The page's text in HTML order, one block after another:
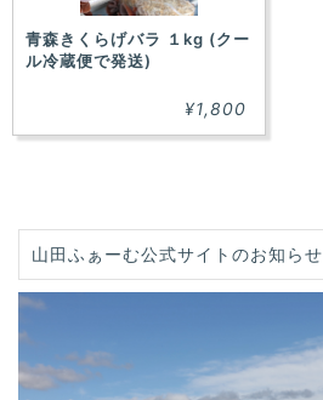
青森きくらげバラ １kg (クー
ル冷蔵便で発送)
¥1,800
山田ふぁーむ公式サイトのお知らせ